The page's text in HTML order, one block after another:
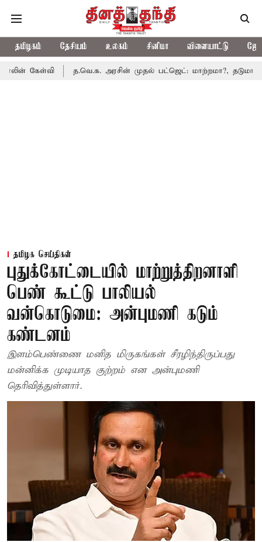
தமிழகம் தேசியம் உலகம் சினிமா விளையாட்டு
த.வெ.க. அரசின் முதல் பட்ஜெட்: மாற்றமா?, தடுமாற்றமா?
தமிழக செய்திகள்
புதுக்கோட்டையில் மாற்றுத்திறனாளி
பெண் கூட்டு பாலியல்
வன்கொடுமை: அன்புமணி கடும்
கண்டனம்
இளம்பெண்ணை மனித மிருகங்கள் சீரழிந்திருப்பது
மன்னிக்க முடியாத குற்றம் என அன்புமணி
தெரிவித்துள்ளார்.